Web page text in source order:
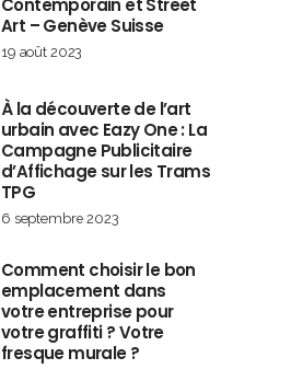
Art – Genève Suisse
19 août 2023
À la découverte de l’art
urbain avec Eazy One : La
Campagne Publicitaire
d’Affichage sur les Trams
TPG
6 septembre 2023
Comment choisir le bon
emplacement dans
votre entreprise pour
votre graffiti ? Votre
fresque murale ?